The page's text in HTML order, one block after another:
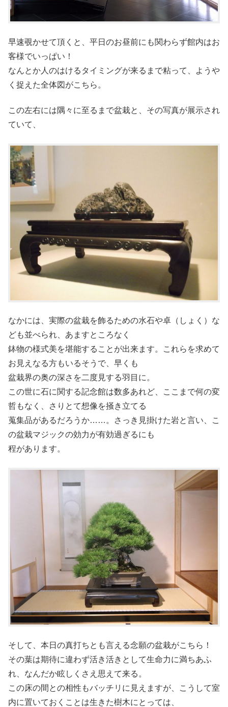
早速覗かせて頂くと、平日のお昼前にも関わらず館内はお
客様でいっぱい！
なんとか人のはけるタイミングが来るまで粘って、ようや
く捉えた全体図がこちら。
この左右には隅々に至るまで盆栽と、その写真が展示され
ていて、
なかには、実際の盆栽を飾るための水石や卓（しょく）な
ども並べられ、あますところなく
鉢物の様式美を堪能することが出来ます。これらを求めて
お見えなる方もいるそうで、早くも
盆栽界の奥の深さを二度見する羽目に。
この世に石に関する記念館は数多あれど、ここまで何の変
哲もなく、さりとて想像を掻き立てる
蒐集品があるだろうか……。さっき見掛けた岩と言い、こ
の盆栽マジックの効力が有効過ぎるにも
程があります。
そして、本日の真打ちとも言える念願の盆栽がこちら！
その葉は期待に違わず活き活きとして生命力に満ちあふ
れ、なんだか眩しくさえ思えて来る。
この床の間との相性もバッチリに見えますが、こうして室
内に置いておくことは生きた樹木にとっては、